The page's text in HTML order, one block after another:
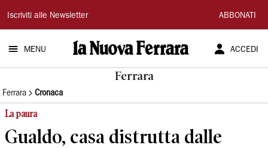
La
Nuova
Ferrara
Iscriviti alle Newsletter ABBONATI
MENU ACCEDI
Ferrara
Ferrara Cronaca
La paura
Gualdo, casa distrutta dalle